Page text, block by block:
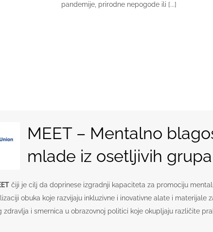
pandemije, prirodne nepogode ili [...]
MEET – Mentalno
mlade iz osetljivih grupa
čiji je cilj da doprinese izgradnji kapaciteta za promociju
obuka koje razvijaju inkluzivne i inovativne alate i materijale
i smernica u obrazovnoj politici koje okupljaju različite